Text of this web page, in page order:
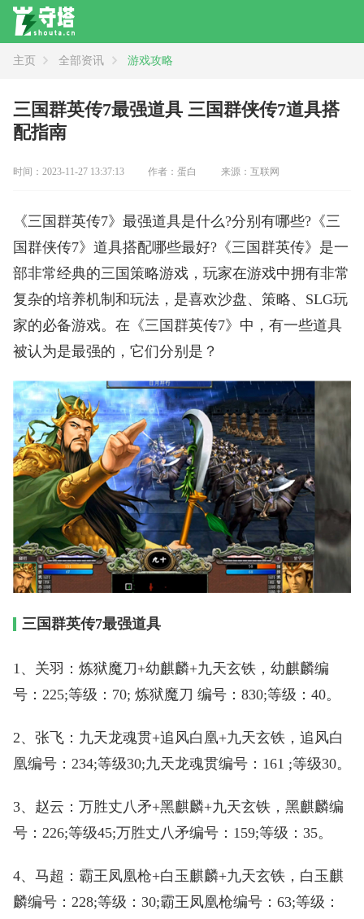
全部 新闻 攻略 评测
主页 全部资讯 游戏攻略
三国群英传7最强道具 三国群侠传7道具搭
配指南
时间：2023-11-27 13:37:13 作者：蛋白 来源：互联网
《三国群英传7》最强道具是什么?分别有哪些?《三
国群侠传7》道具搭配哪些最好?《三国群英传》是一
部非常经典的三国策略游戏，玩家在游戏中拥有非常
复杂的培养机制和玩法，是喜欢沙盘、策略、SLG玩
家的必备游戏。在《三国群英传7》中，有一些道具
被认为是最强的，它们分别是？
三国群英传7最强道具
1、关羽：炼狱魔刀+幼麒麟+九天玄铁，幼麒麟编
号：225;等级：70; 炼狱魔刀 编号：830;等级：40。
2、张飞：九天龙魂贯+追风白凰+九天玄铁，追风白
凰编号：234;等级30;九天龙魂贯编号：161 ;等级30。
3、赵云：万胜丈八矛+黑麒麟+九天玄铁，黑麒麟编
号：226;等级45;万胜丈八矛编号：159;等级：35。
4、马超：霸王凤凰枪+白玉麒麟+九天玄铁，白玉麒
麟编号：228;等级：30;霸王凤凰枪编号：63;等级：